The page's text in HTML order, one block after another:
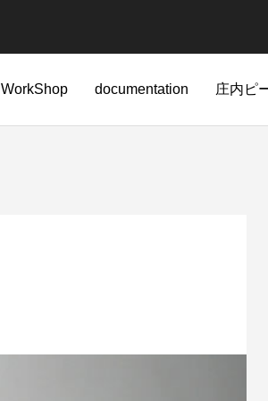
WorkShop documentation 庄内ピ